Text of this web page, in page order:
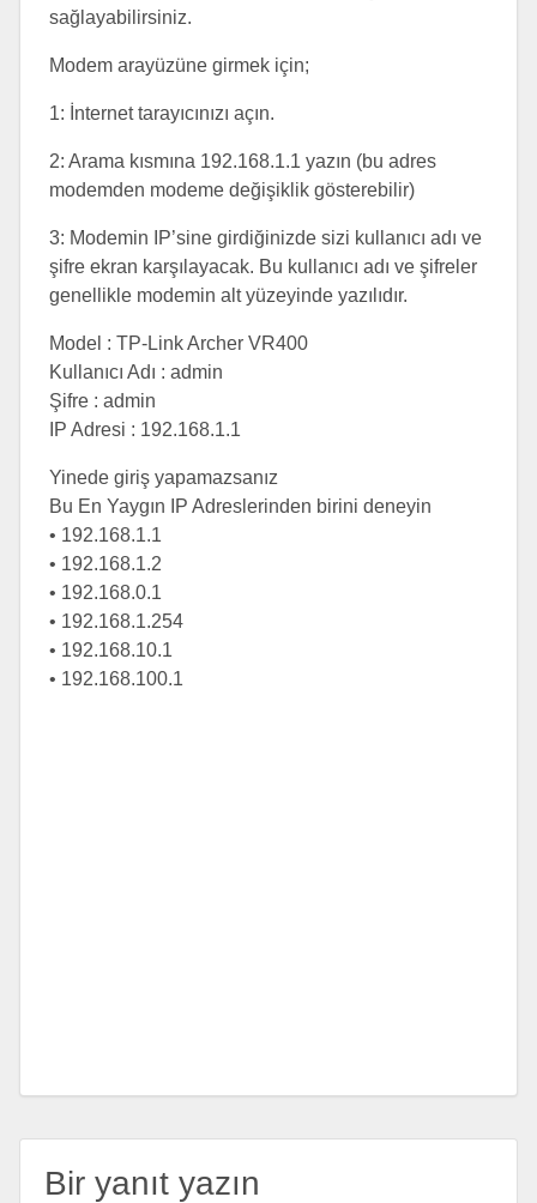
sağlayabilirsiniz.
Modem arayüzüne girmek için;
1: İnternet tarayıcınızı açın.
2: Arama kısmına 192.168.1.1 yazın (bu adres
modemden modeme değişiklik gösterebilir)
3: Modemin IP’sine girdiğinizde sizi kullanıcı adı ve
şifre ekran karşılayacak. Bu kullanıcı adı ve şifreler
genellikle modemin alt yüzeyinde yazılıdır.
Model : TP-Link Archer VR400
Kullanıcı Adı : admin
Şifre : admin
IP Adresi : 192.168.1.1
Yinede giriş yapamazsanız
Bu En Yaygın IP Adreslerinden birini deneyin
• 192.168.1.1
• 192.168.1.2
• 192.168.0.1
• 192.168.1.254
• 192.168.10.1
• 192.168.100.1
Bir yanıt yazın